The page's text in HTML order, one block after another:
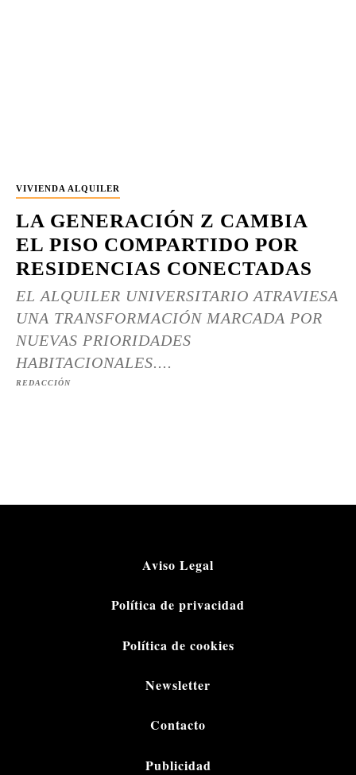
VIVIENDA ALQUILER
LA GENERACIÓN Z CAMBIA
EL PISO COMPARTIDO POR
RESIDENCIAS CONECTADAS
EL ALQUILER UNIVERSITARIO ATRAVIESA
UNA TRANSFORMACIÓN MARCADA POR
NUEVAS PRIORIDADES
HABITACIONALES....
REDACCIÓN
Aviso Legal
Política de privacidad
Política de cookies
Newsletter
Contacto
Publicidad